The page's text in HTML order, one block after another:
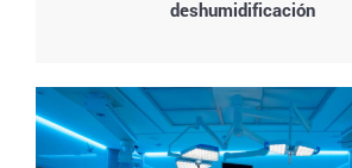
deshumidificación